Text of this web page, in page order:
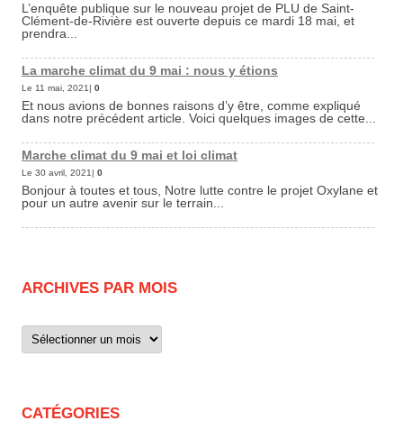
L’enquête publique sur le nouveau projet de PLU de Saint-
Clément-de-Rivière est ouverte depuis ce mardi 18 mai, et
prendra...
La marche climat du 9 mai : nous y étions
Le 11 mai, 2021| 0
Et nous avions de bonnes raisons d’y être, comme expliqué
dans notre précédent article. Voici quelques images de cette...
Marche climat du 9 mai et loi climat
Le 30 avril, 2021| 0
Bonjour à toutes et tous, Notre lutte contre le projet Oxylane et
pour un autre avenir sur le terrain...
ARCHIVES PAR MOIS
Archives
par
CATÉGORIES